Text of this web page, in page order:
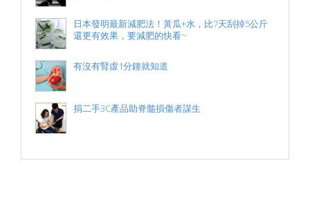
日本發明最新減肥法！黃瓜+水，比7天刮掉5公斤
還更有效果，要減肥的快看~
有沒有腎虛1分鐘就知道
捐二手3C產品助脊髓損傷者謀生